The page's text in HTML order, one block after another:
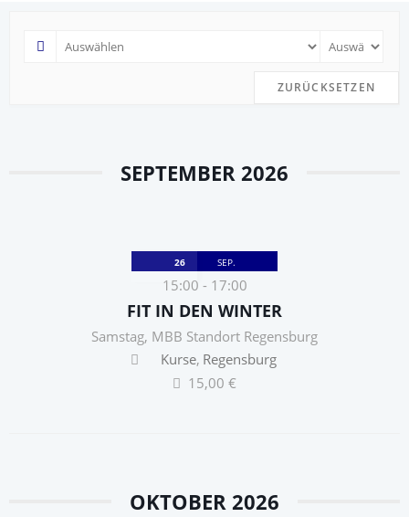
ZURÜCKSETZEN
SEPTEMBER 2026
26 SEP.
15:00 - 17:00
FIT IN DEN WINTER
Samstag, MBB Standort Regensburg
Kurse Regensburg
15,00 €
OKTOBER 2026